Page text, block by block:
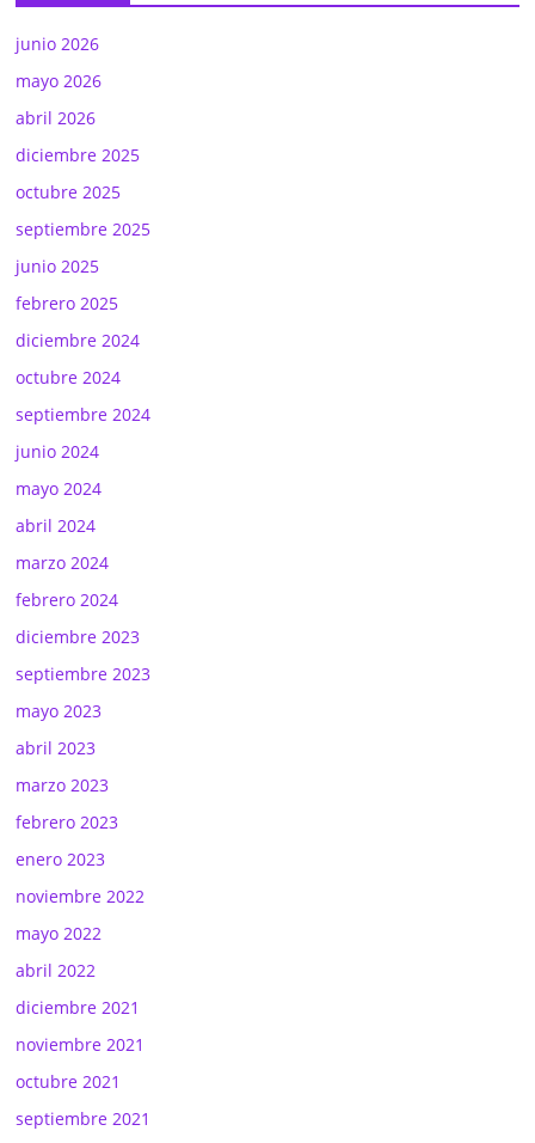
junio 2026
mayo 2026
abril 2026
diciembre 2025
octubre 2025
septiembre 2025
junio 2025
febrero 2025
diciembre 2024
octubre 2024
septiembre 2024
junio 2024
mayo 2024
abril 2024
marzo 2024
febrero 2024
diciembre 2023
septiembre 2023
mayo 2023
abril 2023
marzo 2023
febrero 2023
enero 2023
noviembre 2022
mayo 2022
abril 2022
diciembre 2021
noviembre 2021
octubre 2021
septiembre 2021